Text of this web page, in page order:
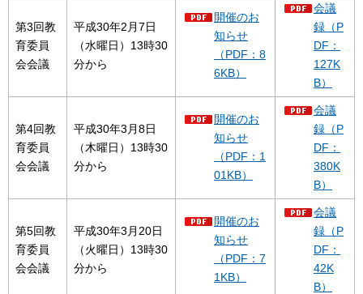
第3回教
育委員
会会議
平成30年2月7日
（水曜日）13時30
分から
開催のお
知らせ
（PDF：8
6KB）
会議
録（P
DF：
127K
B）
第4回教
育委員
会会議
平成30年3月8日
（木曜日）13時30
分から
開催のお
知らせ
（PDF：1
01KB）
会議
録（P
DF：
380K
B）
第5回教
育委員
会会議
平成30年3月20日
（火曜日）13時30
分から
開催のお
知らせ
（PDF：7
1KB）
会議
録（P
DF：
42K
B）